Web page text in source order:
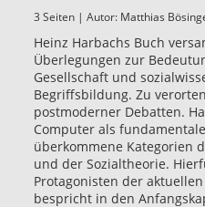
3 Seiten | Autor: Matthias
Heinz Harbachs Buch
Überlegungen zur
Gesellschaft und
Begriffsbildung. Zu
postmoderner Debatten.
Computer als
überkommene Kategorien
und der Sozialtheorie.
Protagonisten der
bespricht in den